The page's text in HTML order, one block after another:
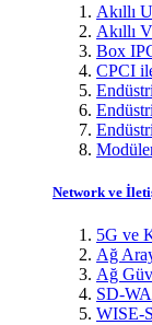
Akıllı
Akıllı
Box
CPCI
Network ve
5G ve
Ağ
Ağ
SD-
WISE-